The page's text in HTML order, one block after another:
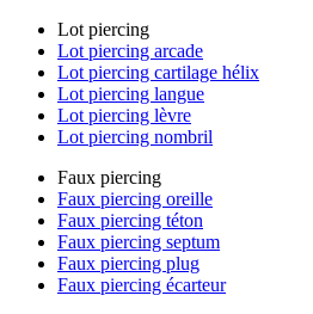
Lot piercing
Lot piercing arcade
Lot piercing cartilage hélix
Lot piercing langue
Lot piercing lèvre
Lot piercing nombril
Faux piercing
Faux piercing oreille
Faux piercing téton
Faux piercing septum
Faux piercing plug
Faux piercing écarteur